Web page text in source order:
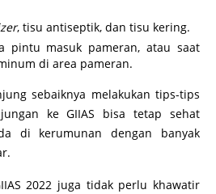
, tisu antiseptik, dan tisu kering.
pintu masuk pameran, atau saat
di area pameran.
sebaiknya melakukan tips-tips
ke GIIAS bisa tetap sehat
di kerumunan dengan banyak
2022 juga tidak perlu khawatir